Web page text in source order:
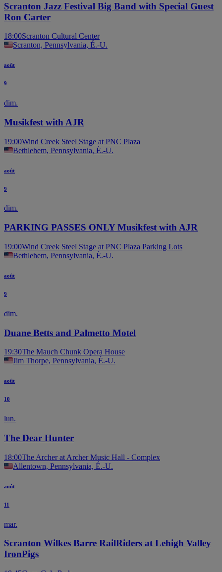
Scranton Jazz Festival Big Band with Special Guest
Ron Carter
18:00Scranton Cultural Center
Scranton, Pennsylvania, É.-U.
août
9
dim.
Musikfest with AJR
19:00Wind Creek Steel Stage at PNC Plaza
Bethlehem, Pennsylvania, É.-U.
août
9
dim.
PARKING PASSES ONLY Musikfest with AJR
19:00Wind Creek Steel Stage at PNC Plaza Parking Lots
Bethlehem, Pennsylvania, É.-U.
août
9
dim.
Duane Betts and Palmetto Motel
19:30The Mauch Chunk Opera House
Jim Thorpe, Pennsylvania, É.-U.
août
10
lun.
The Dear Hunter
18:00The Archer at Archer Music Hall - Complex
Allentown, Pennsylvania, É.-U.
août
11
mar.
Scranton Wilkes Barre RailRiders at Lehigh Valley
IronPigs